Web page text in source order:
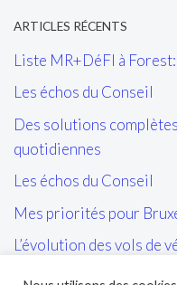
ARTICLES RÉCENTS
Liste MR+DéFI à
Les échos du Conseil
Des solutions
quotidiennes
Les échos du Conseil
Mes priorités pour
L’évolution des vols de
Les tags/affiches/